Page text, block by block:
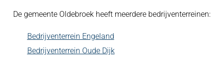
De gemeente Oldebroek heeft meerdere bedrijventerreinen:
Bedrijventerrein Engeland
Bedrijventerrein Oude Dijk